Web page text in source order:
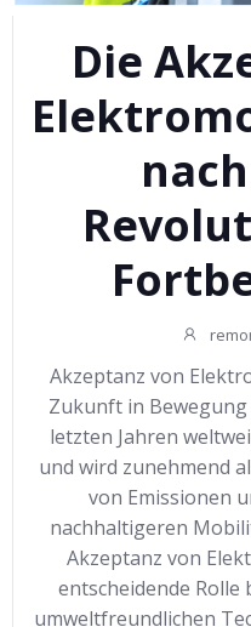
Die
Akzeptanz von
Zukunft in
letzten Jahren
und wird zunehmend
von Emissionen
nachhaltigeren
Akzeptanz von
entscheidende
umweltfreundlichen